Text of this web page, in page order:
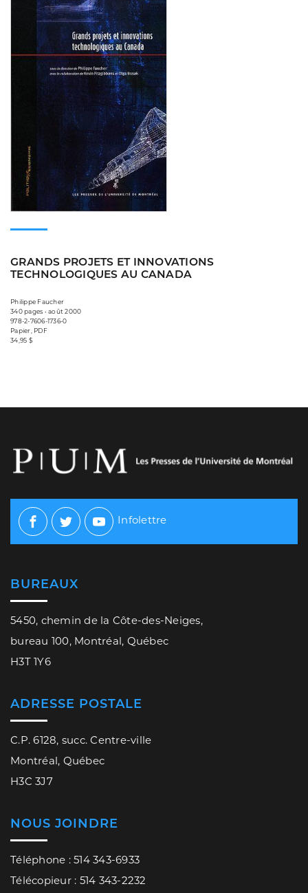
GRANDS PROJETS ET INNOVATIONS
TECHNOLOGIQUES AU CANADA
Philippe Faucher
340 pages • août 2000
978-2-7606-1736-0
Papier, PDF
34,95 $
Facebook
TwitterYoutube
Infolettre
BUREAUX
5450, chemin de la Côte-des-Neiges,
bureau 100, Montréal, Québec
H3T 1Y6
ADRESSE POSTALE
C.P. 6128, succ. Centre-ville
Montréal, Québec
H3C 3J7
NOUS JOINDRE
Téléphone : 514 343-6933
Télécopieur : 514 343-2232